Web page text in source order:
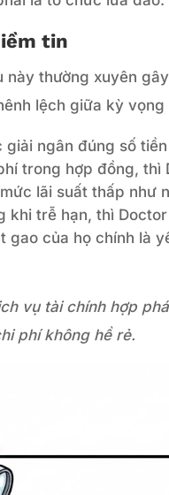
tin
này thường xuyên
lệch giữa kỳ
ngân đúng số
trong hợp đồng,
lãi suất thấp như
khi trễ hạn, thì
gao của họ chính là
vụ tài chính hợp
phí không hề rẻ.